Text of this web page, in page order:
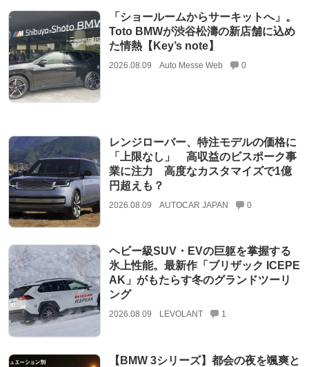
「ショールームからサーキットへ」。
Toto BMWが渋谷松濤の新店舗に込め
た情熱【Key’s note】
2026.08.09 Auto Messe Web 0
レンジローバー、特注モデルの価格に
「上限なし」 高収益のビスポーク事
業に注力 高度なカスタマイズで1億
円超えも？
2026.08.09 AUTOCAR JAPAN 0
ヘビー級SUV・EVの巨躯を掌握する
氷上性能。最新作「ブリザック ICEPE
AK」がもたらす冬のグランドツーリ
ング
2026.08.09 LEVOLANT 1
【BMW 3シリーズ】都会の夜を颯爽と